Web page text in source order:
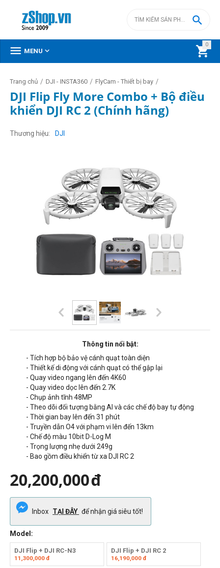
0


 MENU 
Trang chủ / DJI - INSTA360 / FlyCam - Thiết bị bay /
DJI Flip Fly More Combo + Bộ điều
khiển DJI RC 2 (Chính hãng)
Thương hiệu DJI
Thông tin nổi bật:
- Tích hợp bộ bảo vệ cánh quạt toàn diện
- Thiết kế di động với cánh quạt có thể gập lại
- Quay video ngang lên đến 4K60
- Quay video dọc lên đến 2.7K
- Chụp ảnh tĩnh 48MP
- Theo dõi đối tượng bằng AI và các chế độ bay tự động
- Thời gian bay lên đến 31 phút
- Truyền dẫn O4 với phạm vi lên đến 13km
- Chế độ màu 10bit D-Log M
- Trọng lượng nhẹ‌dưới 249g
- Bao gồm điều khiển từ xa DJI RC 2
20,200,000đ
Inbox TẠI ĐÂY để nhận giá siêu tốt!
Model:
DJI Flip + DJI RC-N3
11,300,000 đ
DJI Flip + DJI RC 2
16,190,000đ